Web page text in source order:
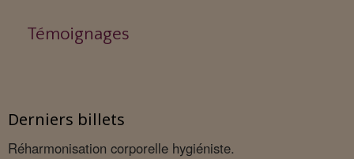
Témoignages
Derniers billets
Réharmonisation corporelle hygiéniste.